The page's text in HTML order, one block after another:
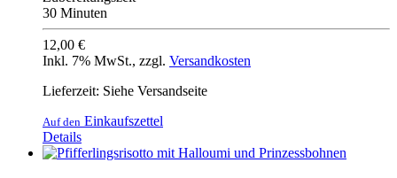
30 Minuten
12,00 €
Inkl. 7% MwSt., zzgl. Versandkosten
Lieferzeit: Siehe Versandseite
Auf den Einkaufszettel
Details